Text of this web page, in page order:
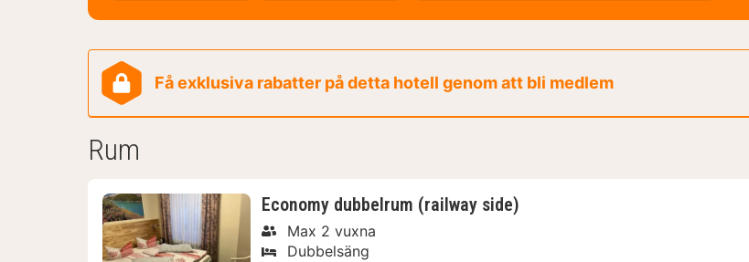
Få exklusiva rabatter på detta hotell genom att bli medlem
Rum
Economy dubbelrum (railway side)
Max 2 vuxna
Dubbelsäng